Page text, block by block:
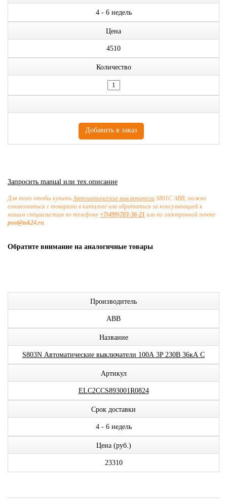
4 - 6 недель
Цена
4510
Количество
Запросить manual или тех.описание
Для того чтобы купитьАвтоматические выключатели S801С ABB, можно
ознакомиться с товарами в каталоге или обратиться за консультацией к
нашим специалистам по телефону+7(499)703-36-21 или по электронной почте
post@tok24.ru.
Обратите внимание на аналогичные товары
Производитель
ABB
Название
S803N Автоматические выключатели 100А 3P 230В 36кА C
Артикул
ELC2CCS893001R0824
Срок доставки
4 - 6 недель
Цена (руб.)
23310